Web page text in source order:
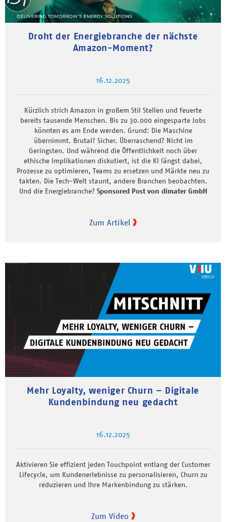
Droht der Energiebranche der nächste
Amazon-Moment?
16.12.2025
Kürzlich strich Amazon in großem Stil Stellen und feuerte
bereits tausende Menschen. Bis zu 30.000 eingesparte Jobs
könnten es am Ende werden. Grund: Die Maschine
übernimmt. Brutal? Sicher. Überraschend? Nicht im
Geringsten. Und während die Öffentlichkeit noch über
ethische Implikationen diskutiert, ist die KI längst dabei,
Prozesse zu optimieren, Teams zu ersetzen und Märkte neu zu
takten. Die Tech-Welt staunt, andere Branchen beobachten.
Und die Energiebranche? Sponsored Post von dimater GmbH
Zum Artikel
Mehr Loyalty, weniger Churn – Digitale
Kundenbindung neu gedacht
16.12.2025
Aktivieren Sie effizient jeden Touchpoint entlang der Customer
Lifecycle, um Kundenerlebnisse zu personalisieren, Churn zu
reduzieren und Ihre Markenbindung zu stärken.
Zum Video